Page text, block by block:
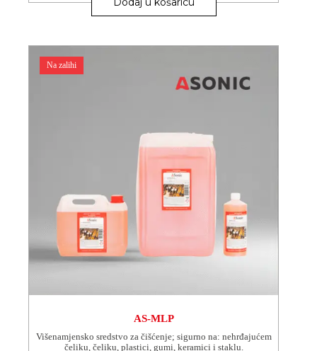
ima
Opcije
odabrati
Na zalihi
AS-MLP
Višenamjensko sredstvo za čišćenje; sigurno na: nehrđajućem
čeliku, čeliku, plastici, gumi, keramici i staklu.